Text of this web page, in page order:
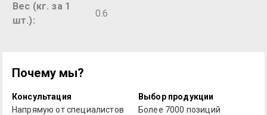
Вес (кг. за 1
шт.):
0.6
Почему мы?
Консультация
Напрямую от специалистов
Выбор продукции
Более 7000 позиций